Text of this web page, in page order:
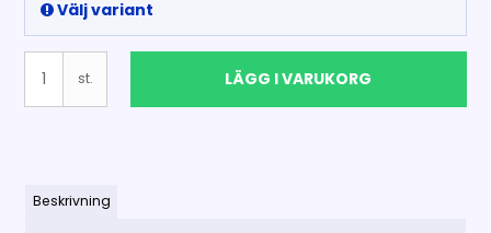
Välj variant
st. LÄGG I VARUKORG
Beskrivning